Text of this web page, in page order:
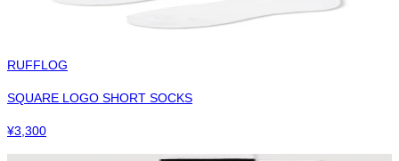
RUFFLOG
SQUARE LOGO SHORT SOCKS
¥3,300